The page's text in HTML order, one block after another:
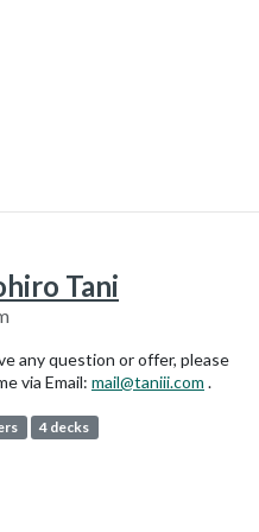
Tani
any question or offer, please
via Email: mail@taniii.com .
4 decks